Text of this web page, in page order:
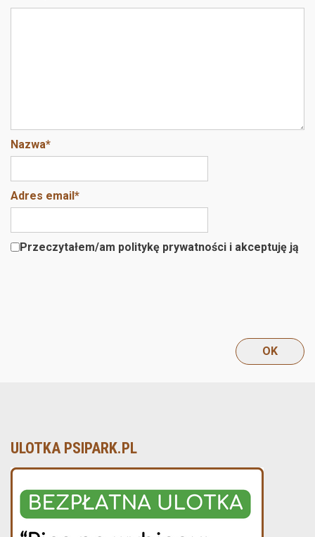
Nazwa*
Adres email*
Przeczytałem/am politykę prywatności i akceptuję ją
ULOTKA PSIPARK.PL